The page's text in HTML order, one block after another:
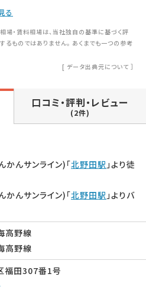
る
場・賃料相場は、当社独自の基準に基づく評
るものではありません。 あくまでも一つの参考
[ データ出典元について ］
口コミ・評判・レビュー
(2件)
んサンライン)「北野田駅」より徒
んサンライン)「北野田駅」よりバ
高野線
高野線
福田307番1号